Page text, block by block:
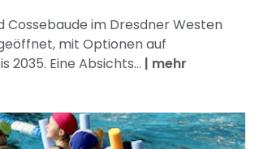
Cossebaude im Dresdner Westen
mit Optionen auf
2035. Eine Absichts... | mehr